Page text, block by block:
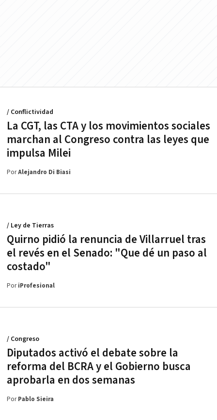
La CGT, las CTA y los movimientos sociales
marchan al Congreso contra las leyes que
impulsa Milei
/ Conflictividad
PorAlejandro Di Biasi
Quirno pidió la renuncia de Villarruel tras
el revés en el Senado: "Que dé un paso al
costado"
/ Ley de Tierras
PoriProfesional
Diputados activó el debate sobre la
reforma del BCRA y el Gobierno busca
aprobarla en dos semanas
/ Congreso
PorPablo Sieira